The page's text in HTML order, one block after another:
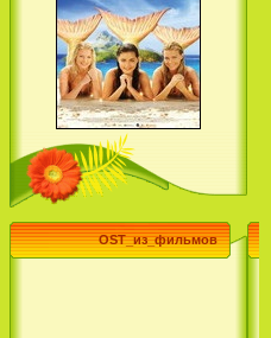
Семейка Крудс / The Croods
(2013)
Эпик / Epic (2013)
H2O: Просто добавь воды (3
Сезон) / H2O: Just Add Water
(3 Season) (сериал)
OST_из_фильмов